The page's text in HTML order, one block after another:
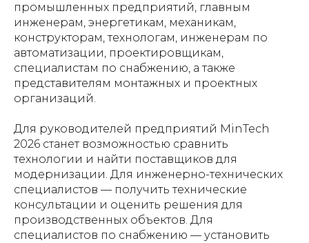
промышленных предприятий, главным
инженерам, энергетикам, механикам,
конструкторам, технологам, инженерам по
автоматизации, проектировщикам,
специалистам по снабжению, а также
представителям монтажных и проектных
организаций.
Для руководителей предприятий MinTech
2026 станет возможностью сравнить
технологии и найти поставщиков для
модернизации. Для инженерно-технических
специалистов — получить технические
консультации и оценить решения для
производственных объектов. Для
специалистов по снабжению — установить